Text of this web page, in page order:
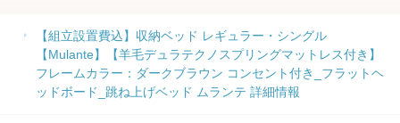
【組立設置費込】収納ベッド レギュラー・シングル
【Mulante】【羊毛デュラテクノスプリングマットレス付き】
フレームカラー：ダークブラウン コンセント付き_フラットヘ
ッドボード_跳ね上げベッド ムランテ 詳細情報